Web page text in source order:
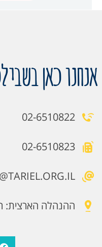
אנחנו כאן
02-6510822
02-6510823
ההנהלה הארצית: רחוב